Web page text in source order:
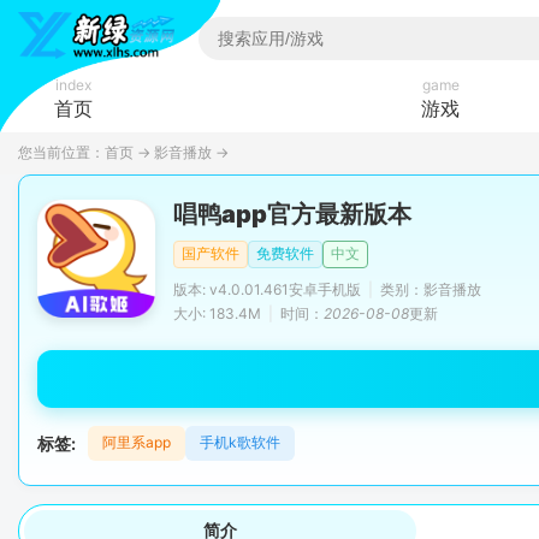
index
首页
game
游戏
您当前位置： 首页 → 影音播放 →
唱鸭app官方最新版本
国产软件 免费软件
中文
版本: v4.0.01.461安卓手机版
类别：影音播放
大小: 183.4M
时间： 2026-08-08更新
标签: 阿里系app 手机k歌软件
简介